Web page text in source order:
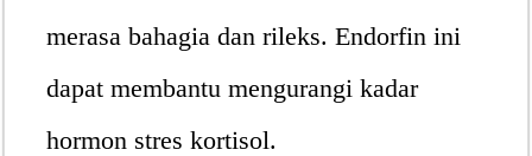
merasa bahagia dan rileks. Endorfin ini
dapat membantu mengurangi kadar
hormon stres kortisol.